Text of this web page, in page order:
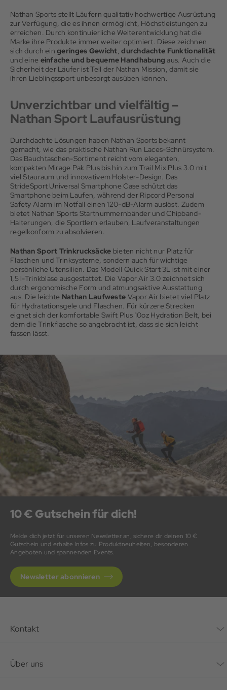
Nathan Sports stellt Läufern qualitativ hochwertige Ausrüstung
zur Verfügung, die es ihnen ermöglicht, Höchstleistungen zu
erreichen. Durch kontinuierliche Weiterentwicklung hat die
Marke ihre Produkte immer weiter optimiert. Diese zeichnen
sich durch eingeringes Gewicht,durchdachte Funktionalität
und eine einfache und bequeme Handhabung aus. Auch die
Sicherheit der Läufer ist Teil der Nathan Mission, damit sie
ihren Lieblingssport unbesorgt ausüben können.
Unverzichtbar und vielfältig –
Nathan Sport Laufausrüstung
Durchdachte Lösungen haben Nathan Sports bekannt
gemacht, wie das praktische Nathan Run Laces-Schnürsystem.
Das Bauchtaschen-Sortiment reicht vom eleganten,
kompakten Mirage Pak Plus bis hin zum Trail Mix Plus 3.0 mit
viel Stauraum und innovativem Holster-Design. Das
StrideSport Universal Smartphone Case schützt das
Smartphone beim Laufen, während der Ripcord Personal
Safety Alarm im Notfall einen 120-dB-Alarm auslöst. Zudem
bietet Nathan Sports Startnummernbänder und Chipband-
Halterungen, die Sportlern erlauben, Laufveranstaltungen
regelkonform zu absolvieren.
Nathan Sport Trinkrucksäcke bieten nicht nur Platz für
Flaschen und Trinksysteme, sondern auch für wichtige
persönliche Utensilien. Das Modell Quick Start 3L ist mit einer
1,5 l-Trinkblase ausgestattet. Die Vapor Air 3.0 zeichnet sich
durch ergonomische Form und atmungsaktive Ausstattung
aus. Die leichte Nathan Laufweste Vapor Air bietet viel Platz
für Hydratationsgele und Flaschen. Für kürzere Strecken
eignet sich der komfortable Swift Plus 10oz Hydration Belt, bei
dem die Trinkflasche so angebracht ist, dass sie sich leicht
fassen lässt.
10 € Gutschein für dich!
Melde dich jetzt für unseren Newsletter an, sichere dir deinen 10 €
Gutschein und erhalte Infos zu Produktneuheiten, besonderen
Angeboten und spannenden Events.
Newsletter abonnieren
Kontakt
Über uns